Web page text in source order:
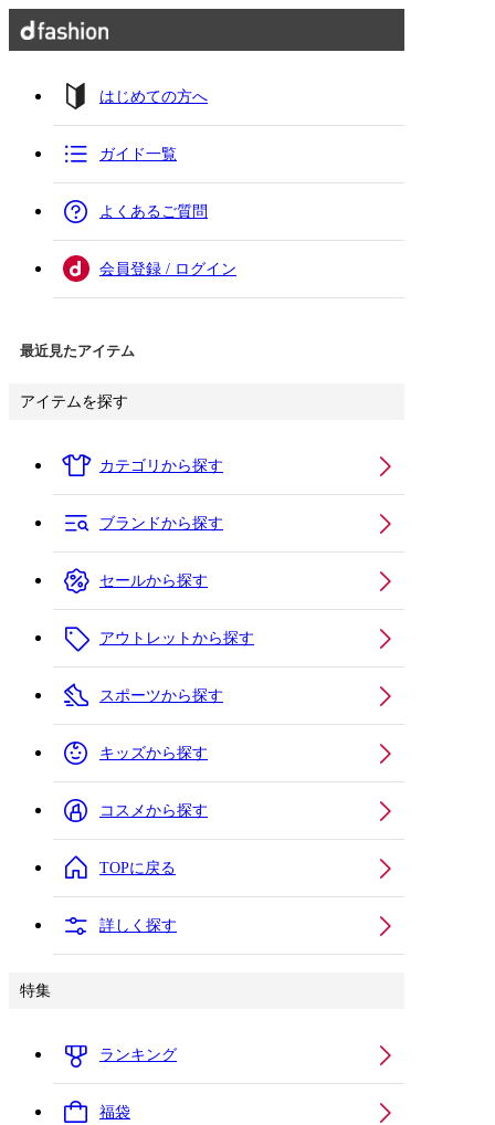
はじめての方へ
ガイド一覧
よくあるご質問
会員登録 / ログイン
最近見たアイテム
アイテムを探す
カテゴリから探す
ブランドから探す
セールから探す
アウトレットから探す
スポーツから探す
キッズから探す
コスメから探す
TOPに戻る
詳しく探す
特集
ランキング
福袋